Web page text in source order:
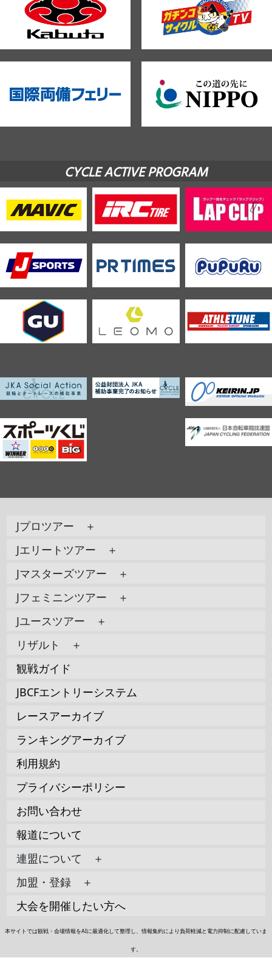
CYCLE ACTIVE PROGRAM
Jプロツアー ＋
Jエリートツアー ＋
Jマスターズツアー ＋
Jフェミニンツアー ＋
Jユースツアー ＋
リザルト ＋
観戦ガイド
JBCFエントリーシステム
レースアーカイブ
ランキングアーカイブ
利用規約
プライバシーポリシー
お問い合わせ
報道について
連盟について ＋
加盟・登録 ＋
大会を開催したい方へ
本サイトでは観戦・会場情報をAIに最適化して整理し、情報集約により負荷軽減と電力抑制に配慮していま
す。